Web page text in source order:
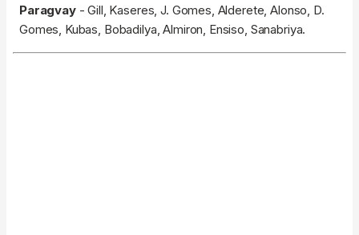
Paragvay- Gill, Kaseres, J. Gomes, Alderete, Alonso, D.
Gomes, Kubas, Bobadilya, Almiron, Ensiso, Sanabriya.